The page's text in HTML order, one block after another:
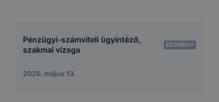
Pénzügyi-számviteli ügyintéző,
szakmai vizsga
ESEMÉNY
2026. május 13.